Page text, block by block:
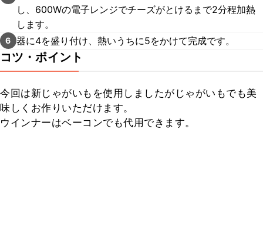
し、600Wの電子レンジでチーズがとけるまで2分程加熱
します。
6 器に4を盛り付け、熱いうちに5をかけて完成です。
コツ・ポイント
今回は新じゃがいもを使用しましたがじゃがいもでも美
味しくお作りいただけます。
ウインナーはベーコンでも代用できます。